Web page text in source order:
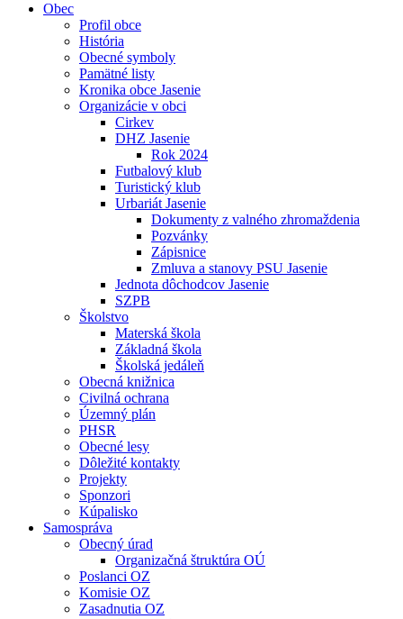
Obec
Profil obce
História
Obecné symboly
Pamätné listy
Kronika obce Jasenie
Organizácie v obci
Cirkev
DHZ Jasenie
Rok 2024
Futbalový klub
Turistický klub
Urbariát Jasenie
Dokumenty z valného zhromaždenia
Pozvánky
Zápisnice
Zmluva a stanovy PSU Jasenie
Jednota dôchodcov Jasenie
SZPB
Školstvo
Materská škola
Základná škola
Školská jedáleň
Obecná knižnica
Civilná ochrana
Územný plán
PHSR
Obecné lesy
Dôležité kontakty
Projekty
Sponzori
Kúpalisko
Samospráva
Obecný úrad
Organizačná štruktúra OÚ
Poslanci OZ
Komisie OZ
Zasadnutia OZ